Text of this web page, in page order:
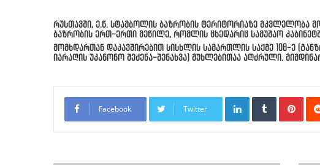
რუსთავში, ე.წ. სტამბოლის ბაზრობის ტერიტორიაზე მკვლელობა
ბაზრობის ერთ-ერთი მეწილე, რომლის ცხედარიც სამუშაო
მომხდართან დაკავშირებით სისხლის სამართლის საქმე 108-ე
იარაღის უკანონო შეძენა-შენახვა) მუხლებითაა აღძრული.
Facebook Twitter
LinkedInTumblr